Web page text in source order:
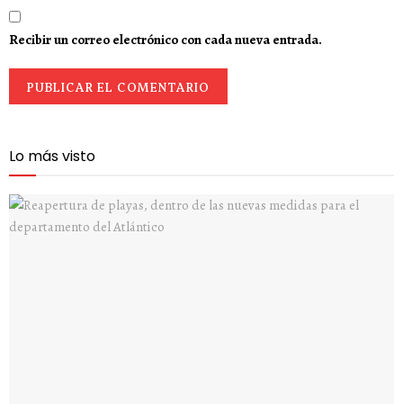
Recibir un correo electrónico con cada nueva entrada.
Lo más visto